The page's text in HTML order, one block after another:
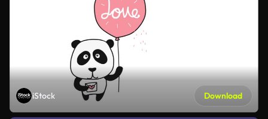
iStock Download